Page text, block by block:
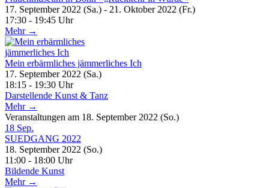
17. September 2022 (Sa.) - 21. Oktober 2022 (Fr.)
17:30 - 19:45 Uhr
Mehr →
Mein erbärmliches jämmerliches Ich
17. September 2022 (Sa.)
18:15 - 19:30 Uhr
Darstellende Kunst & Tanz
Mehr →
Veranstaltungen am 18. September 2022 (So.)
18 Sep.
SUEDGANG 2022
18. September 2022 (So.)
11:00 - 18:00 Uhr
Bildende Kunst
Mehr →